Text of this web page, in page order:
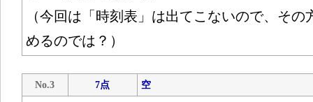
（今回は「時刻表」は出てこないので、そ
めるのでは？）
No.3 7点 空